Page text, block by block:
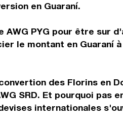
en Guaraní.
PYG pour être sur
le montant en Guaraní
des Florins en
SRD. Et pourquoi pas
internationales